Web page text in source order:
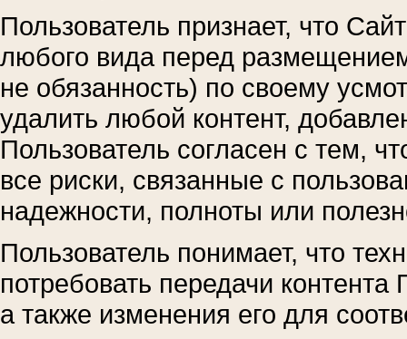
Пользователь признает, что
любого вида перед
не обязанность) по своему
удалить любой контент,
Пользователь согласен с тем,
все риски, связанные с
надежности, полноты или
Пользователь понимает, что
потребовать передачи
а также изменения его для